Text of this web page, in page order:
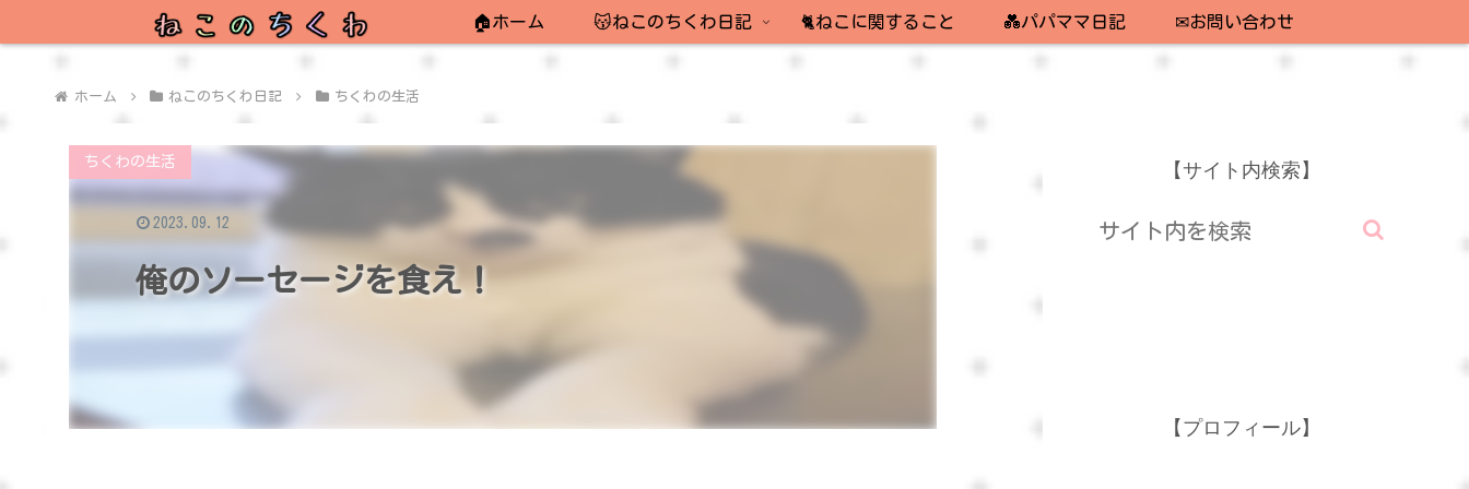
🏠ホーム 😽ねこのちくわ日記 🐈ねこに関すること 💑パパママ日記 ✉お問い合わせ
ホーム ねこのちくわ日記 ちくわの生活
俺のソーセージを食え！
ちくわの生活
2023.09.12
【サイト内検索】
【プロフィール】